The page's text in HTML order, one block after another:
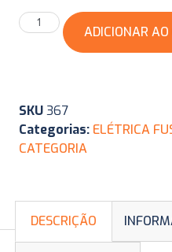
ADICIONAR AO
SKU367
Categorias: ELÉTRICA
CATEGORIA
DESCRIÇÃO